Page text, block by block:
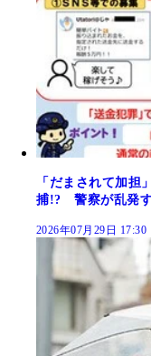
「だまされて加担
捕!? 警察が乱発
2026年07月29日 17:30